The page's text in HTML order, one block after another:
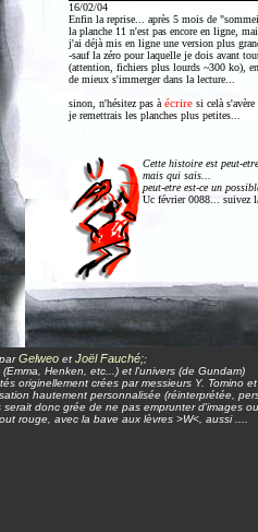
16/02/04
Enfin la reprise... après 5 mois de
la planche 11 n'est pas encore en ligne,
j'ai déjà mis en ligne une version plus
-sauf la zéro pour laquelle je dois avant
(attention, fichiers plus lourds ~300 ko), en
de mieux s'immerger dans la lecture...
sinon, n'hésitez pas à écriresi celà s'avère
je remettrais les planches plus petites...
Cette histoire est peut-
mais qui sais...
peut-etre est-ce un
Uc février 0088... suivez
Gelweoet Joël Fauché;;
Henken, etc...) et l'univers (de Gundam)
originellement crées par messieurs Y. Tomino
hautement personnalisée (réinterprétée,
donc grée de ne pas emprunter d'images
rouge, avec la bave aux lèvres >W<, aussi ....